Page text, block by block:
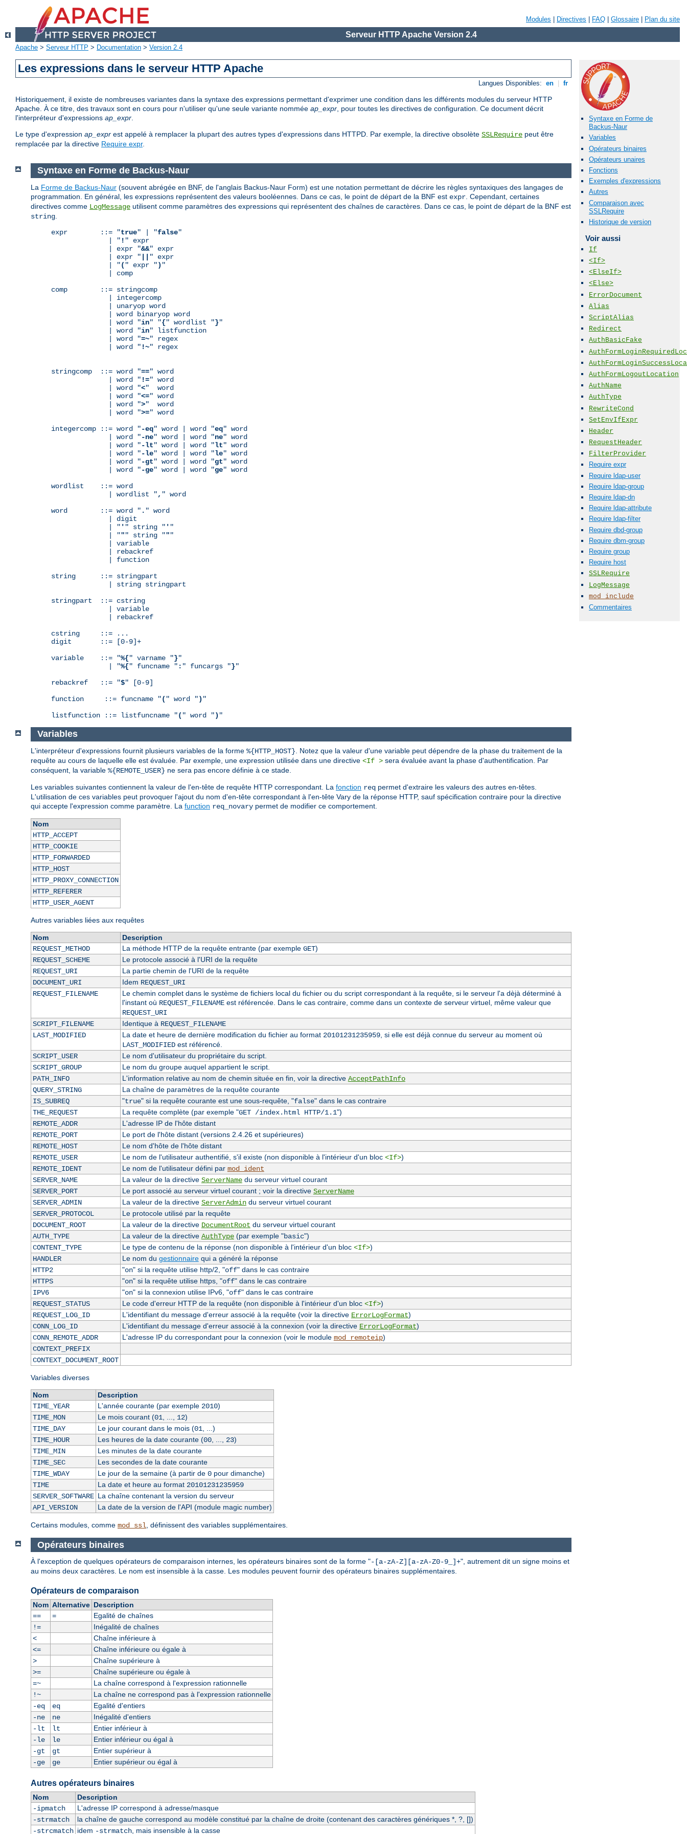
Modules Directives FAQ Glossaire Plan du site
Serveur HTTP Apache Version 2.4
Apache > Serveur HTTP > Documentation > Version 2.4
Les expressions dans le serveur HTTP Apache
Langues Disponibles: en fr
Historiquement, il existe de nombreuses variantes dans la syntaxe des expressions permettant d'exprimer une condition dans les différents modules du serveur HTTP
Apache. À ce titre, des travaux sont en cours pour n'utiliser qu'une seule variante nommée ap_expr, pour toutes les directives de configuration. Ce document décrit
l'interpréteur d'expressions ap_expr.
Le type d'expression ap_expr est appelé à remplacer la plupart des autres types d'expressions dans HTTPD. Par exemple, la directive obsolète SSLRequire peut être
remplacée par la directive Require expr.
Syntaxe en Forme de
Backus-Naur
Variables
Opérateurs binaires
Opérateurs unaires
Fonctions
Exemples d'expressions
Autres
Comparaison avec
SSLRequire
Historique de version
Voir aussi
If
<If>
<ElseIf>
<Else>
ErrorDocument
Alias
ScriptAlias
Redirect
AuthBasicFake
AuthFormLogoutLocation
AuthName
AuthType
RewriteCond
SetEnvIfExpr
Header
RequestHeader
FilterProvider
Require expr
Require ldap-user
Require ldap-group
Require ldap-dn
Require ldap-attribute
Require ldap-filter
Require dbd-group
Require dbm-group
Require group
Require host
SSLRequire
LogMessage
mod_include
Commentaires
Syntaxe en Forme de Backus-Naur
La Forme de Backus-Naur (souvent abrégée en BNF, de l'anglais Backus-Naur Form) est une notation permettant de décrire les règles syntaxiques des langages de
programmation. En général, les expressions représentent des valeurs booléennes. Dans ce cas, le point de départ de la BNF est expr . Cependant, certaines
directives comme LogMessage utilisent comme paramètres des expressions qui représentent des chaînes de caractères. Dans ce cas, le point de départ de la BNF est
string
expr        ::= "true" | "false"
              | "
! " expr
              | expr "
&&" expr
              | expr "
" expr
              | "
( " expr ") "
              | comp
comp        ::= stringcomp
              | integercomp
              | unaryop word
              | word binaryop word
              | word "
in" "{" wordlist "}"
              | word "
in" listfunction
              | word "
=~" regex
              | word "
!~" regex
stringcomp  ::= word "==" word
              | word "
!=" word
              | word "
<"  word
              | word "
<=" word
              | word "
>"  word
              | word "
>=" word
integercomp ::= word "-eq" word | word "eq" word
              | word "
-ne" word | word "ne" word
              | word "
-lt" word | word "lt" word
              | word "
-le" word | word "le" word
              | word "
-gt" word | word "gt" word
              | word "
-ge" word | word "ge" word
wordlist    ::= word
              | wordlist "
, " word
word        ::= word " . " word
              | digit
              | "
' " string " ' "
              | "
"" string """
              | variable
              | function
string      ::= stringpart
              | string stringpart
stringpart  ::= cstring
              | variable
cstring     ::= ...
digit       ::= [0-9]+
variable    ::= "%{" varname "}"
              | "
%{" funcname " : " funcargs "}"
rebackref   ::= "$" [0-9]
function     ::= funcname "( " word ") "
listfunction ::= listfuncname "( " word ") "
Variables
L'interpréteur d'expressions fournit plusieurs variables de la forme %{HTTP_HOST} . Notez que la valeur d'une variable peut dépendre de la phase du traitement de la
requête au cours de laquelle elle est évaluée. Par exemple, une expression utilisée dans une directive <If > sera évaluée avant la phase d'authentification. Par
conséquent, la variable %{REMOTE_USER} ne sera pas encore définie à ce stade.
Les variables suivantes contiennent la valeur de l'en-tête de requête HTTP correspondant. La fonction req permet d'extraire les valeurs des autres en-têtes.
L'utilisation de ces variables peut provoquer l'ajout du nom d'en-tête correspondant à l'en-tête Vary de la réponse HTTP, sauf spécification contraire pour la directive
qui accepte l'expression comme paramètre. La function req_novary permet de modifier ce comportement.
Nom
HTTP_ACCEPT
HTTP_COOKIE
HTTP_FORWARDED
HTTP_HOST
HTTP_PROXY_CONNECTION
HTTP_REFERER
HTTP_USER_AGENT
Autres variables liées aux requêtes
Nom
Description
REQUEST_METHOD
La méthode HTTP de la requête entrante (par exemple GET)
REQUEST_SCHEME
Le protocole associé à l'URI de la requête
REQUEST_URI
La partie chemin de l'URI de la requête
DOCUMENT_URI
Idem REQUEST_URI
REQUEST_FILENAME
Le chemin complet dans le système de fichiers local du fichier ou du script correspondant à la requête, si le serveur l'a dèjà déterminé à
l'instant où REQUEST_FILENAMEest référencée. Dans le cas contraire, comme dans un contexte de serveur virtuel, même valeur que
REQUEST_URI
SCRIPT_FILENAME
Identique à REQUEST_FILENAME
LAST_MODIFIED
La date et heure de dernière modification du fichier au format 20101231235959, si elle est déjà connue du serveur au moment où
LAST_MODIFIEDest référencé.
SCRIPT_USER
Le nom d'utilisateur du propriétaire du script.
SCRIPT_GROUP
Le nom du groupe auquel appartient le script.
PATH_INFO
L'information relative au nom de chemin située en fin, voir la directive AcceptPathInfo
QUERY_STRING
La chaîne de paramètres de la requête courante
IS_SUBREQ
"true" si la requête courante est une sous-requête, "false" dans le cas contraire
THE_REQUEST
La requête complète (par exemple "GET /index.html HTTP/1.1")
REMOTE_ADDR
L'adresse IP de l'hôte distant
REMOTE_PORT
Le port de l'hôte distant (versions 2.4.26 et supérieures)
REMOTE_HOST
Le nom d'hôte de l'hôte distant
REMOTE_USER
Le nom de l'utilisateur authentifié, s'il existe (non disponible à l'intérieur d'un bloc <If>)
REMOTE_IDENT
Le nom de l'utilisateur défini par mod_ident
SERVER_NAME
La valeur de la directive ServerNamedu serveur virtuel courant
SERVER_PORT
Le port associé au serveur virtuel courant ; voir la directive ServerName
SERVER_ADMIN
La valeur de la directive ServerAdmindu serveur virtuel courant
SERVER_PROTOCOL
Le protocole utilisé par la requête
DOCUMENT_ROOT
La valeur de la directive DocumentRoot du serveur virtuel courant
AUTH_TYPE
La valeur de la directive AuthType(par exemple "basic")
CONTENT_TYPE
Le type de contenu de la réponse (non disponible à l'intérieur d'un bloc <If>)
HANDLER
Le nom du gestionnairequi a généré la réponse
HTTP2
"on" si la requête utilise http/2, "off" dans le cas contraire
HTTPS
"on" si la requête utilise https, "off" dans le cas contraire
IPV6
"on" si la connexion utilise IPv6, "off" dans le cas contraire
REQUEST_STATUS
Le code d'erreur HTTP de la requête (non disponible à l'intérieur d'un bloc <If>)
REQUEST_LOG_ID
L'identifiant du message d'erreur associé à la requête (voir la directive ErrorLogFormat)
CONN_LOG_ID
L'identifiant du message d'erreur associé à la connexion (voir la directive ErrorLogFormat)
CONN_REMOTE_ADDR
L'adresse IP du correspondant pour la connexion (voir le module mod_remoteip)
CONTEXT_PREFIX
CONTEXT_DOCUMENT_ROOT
Variables diverses
Nom
Description
TIME_YEAR
L'année courante (par exemple 2010)
TIME_MON
Le mois courant (01 12)
TIME_DAY
Le jour courant dans le mois (01 , ...)
TIME_HOUR
Les heures de la date courante (00, ..., 23)
TIME_MIN
Les minutes de la date courante
TIME_SEC
Les secondes de la date courante
TIME_WDAY
Le jour de la semaine (à partir de 0pour dimanche)
TIME
La date et heure au format 20101231235959
SERVER_SOFTWARE La chaîne contenant la version du serveur
API_VERSION
La date de la version de l'API (module magic number)
Certains modules, comme mod_ssl , définissent des variables supplémentaires.
Opérateurs binaires
À l'exception de quelques opérateurs de comparaison internes, les opérateurs binaires sont de la forme "-[a-zA-Z][a-zA-Z0-9_]+", autrement dit un signe moins et
au moins deux caractères. Le nom est insensible à la casse. Les modules peuvent fournir des opérateurs binaires supplémentaires.
Opérateurs de comparaison
Nom Alternative Description
==
=
Egalité de chaînes
!=
Inégalité de chaînes
<
Chaîne inférieure à
<=
Chaîne inférieure ou égale à
>
Chaîne supérieure à
>=
Chaîne supérieure ou égale à
=~
La chaîne correspond à l'expression rationnelle
!~
La chaîne ne correspond pas à l'expression rationnelle
-eq
eq
Egalité d'entiers
-ne
ne
Inégalité d'entiers
-lt
lt
Entier inférieur à
-le
le
Entier inférieur ou égal à
-gt
gt
Entier supérieur à
-ge
ge Entier supérieur ou égal à
Autres opérateurs binaires
Nom
Description
-ipmatch
L'adresse IP correspond à adresse/masque
-strmatch
la chaîne de gauche correspond au modèle constitué par la chaîne de droite (contenant des caractères génériques *, ?, [])
-strcmatch idem -strmatch, mais insensible à la casse